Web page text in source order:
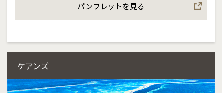
風景もお楽しみいただけます。ゆとりあるご滞在に
ふさわしい、上質で贅沢なバリ島の休日をお楽しみ
パンフレットを見る
ケアンズ